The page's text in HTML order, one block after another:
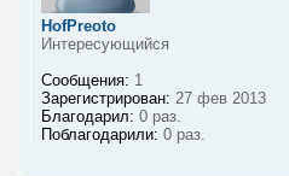
HofPreoto
Интересующийся
Сообщения: 1
Зарегистрирован: 27 фев 2013
Благодарил: 0 раз.
Поблагодарили: 0 раз.